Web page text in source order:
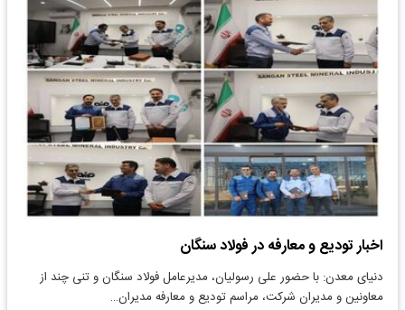
اخبار تودیع و معارفه در فولاد سنگان
دنیای معدن: با حضور علی رسولیان، مدیرعامل فولاد سنگان و تنی چند از
معاونین و مدیران شرکت، مراسم تودیع و معارفه مدیران…